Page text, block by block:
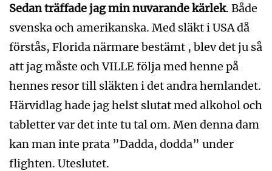
Sedan träffade jag min nuvarande kärlek. Både
svenska och amerikanska. Med släkt i USA då
förstås, Florida närmare bestämt , blev det ju så
att jag måste och VILLE följa med henne på
hennes resor till släkten i det andra hemlandet.
Härvidlag hade jag helst slutat med alkohol och
tabletter var det inte tu tal om. Men denna dam
kan man inte prata ”Dadda, dodda” under
flighten. Uteslutet.